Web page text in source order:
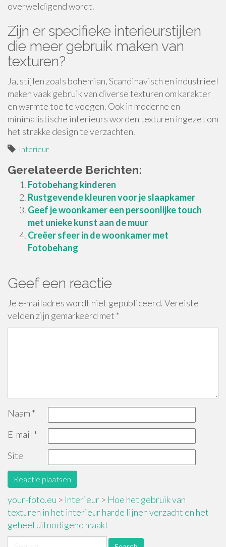
overweldigend wordt.
Zijn er specifieke interieurstijlen
die meer gebruik maken van
texturen?
Ja, stijlen zoals bohemian, Scandinavisch en industrieel
maken vaak gebruik van diverse texturen om karakter
en warmte toe te voegen. Ook in moderne en
minimalistische interieurs worden texturen ingezet om
het strakke design te verzachten.
Interieur
Gerelateerde Berichten:
Fotobehang kinderen
Rustgevende kleuren voor je slaapkamer
Geef je woonkamer een persoonlijke touch
met unieke kunst aan de muur
Creëer sfeer in de woonkamer met
Fotobehang
Geef een reactie
Je e-mailadres wordt niet gepubliceerd.Vereiste
velden zijn gemarkeerd met *
Naam *
E-mail *
Site
your-foto.eu > Interieur > Hoe het gebruik van
texturen in het interieur harde lijnen verzacht en het
geheel uitnodigend maakt